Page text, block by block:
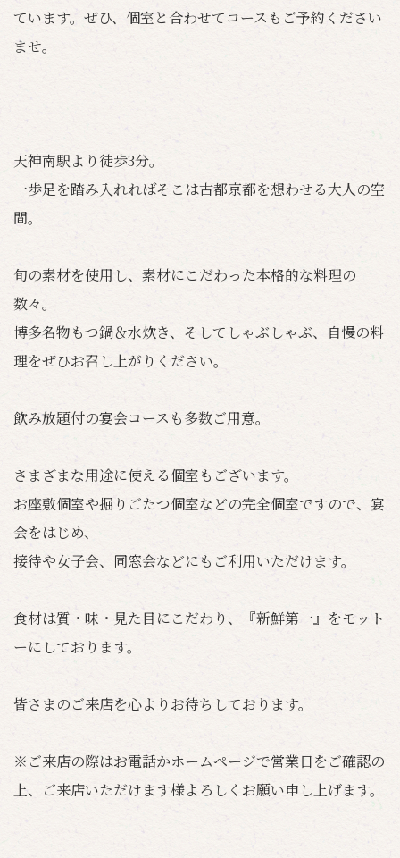
ています。ぜひ、個室と合わせてコースもご予約ください
ませ。
天神南駅より徒歩3分。
一歩足を踏み入れればそこは古都京都を想わせる大人の空
間。
旬の素材を使用し、素材にこだわった本格的な料理の
数々。
博多名物もつ鍋＆水炊き、そしてしゃぶしゃぶ、自慢の料
理をぜひお召し上がりください。
飲み放題付の宴会コースも多数ご用意。
さまざまな用途に使える個室もございます。
お座敷個室や掘りごたつ個室などの完全個室ですので、宴
会をはじめ、
接待や女子会、同窓会などにもご利用いただけます。
食材は質・味・見た目にこだわり、『新鮮第一』をモット
ーにしております。
皆さまのご来店を心よりお待ちしております。
※ご来店の際はお電話かホームページで営業日をご確認の
上、ご来店いただけます様よろしくお願い申し上げます。